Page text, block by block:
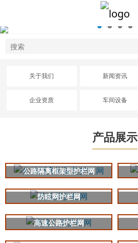
关于我们 新闻资讯
企业资质 车间设备
产品展示
公路隔离框架型护栏网
防眩网护栏网
高速公路护栏网